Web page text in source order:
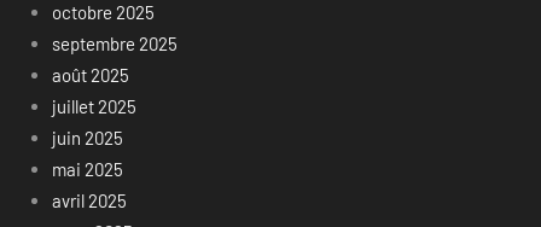
octobre 2025
septembre 2025
août 2025
juillet 2025
juin 2025
mai 2025
avril 2025